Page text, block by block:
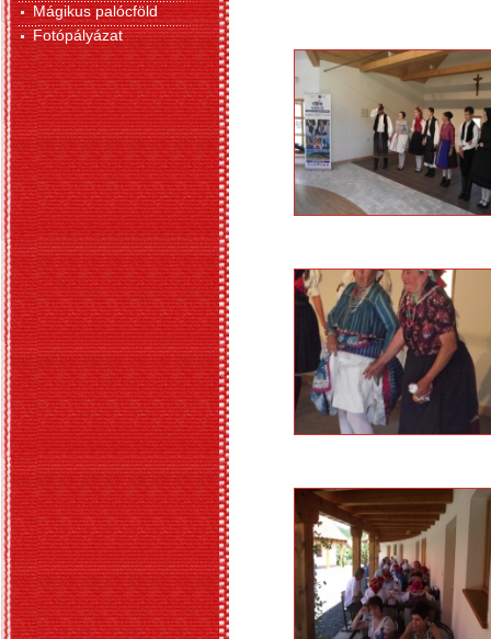
Mágikus palócföld
Fotópályázat